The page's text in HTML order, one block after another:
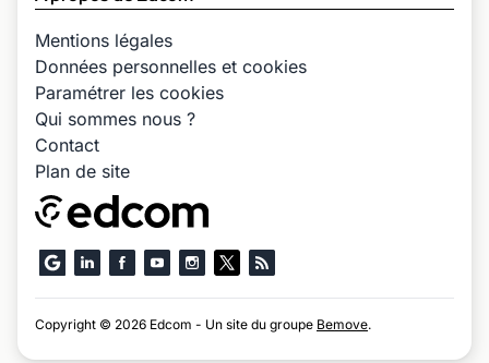
Mentions légales
Données personnelles et cookies
Paramétrer les cookies
Qui sommes nous ?
Contact
Plan de site
Copyright © 2026 Edcom - Un site du groupe Bemove.